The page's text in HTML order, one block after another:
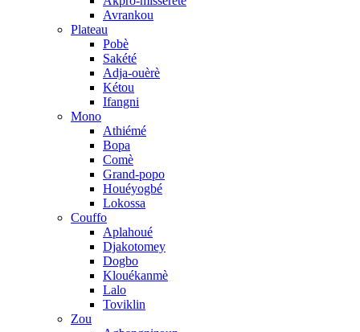
Avrankou
Plateau
Pobè
Sakété
Adja-ouèrè
Kétou
Ifangni
Mono
Athiémé
Bopa
Comè
Grand-popo
Houéyogbé
Lokossa
Couffo
Aplahoué
Djakotomey
Dogbo
Klouékanmè
Lalo
Toviklin
Zou